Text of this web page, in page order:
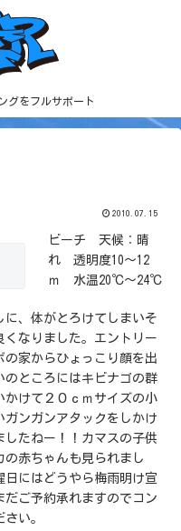
グをフルサポート
2010.07.15
ビーチ 天候：晴
れ 透明度10～12
ｍ 水温20℃～24℃
、体がとろけてしまいそ
くなりました。エントリー
の家からひょっこり顔を出
のところにはキビナゴの群
かけて２０ｃｍサイズの小
ンガンアタックをしかけ
たねー！！カマスの子供
赤ちゃんも見られまし
にはどうやら梅雨明け宣
ご予約承れますのでコン
い。